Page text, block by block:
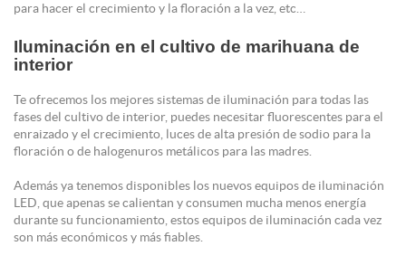
para hacer el crecimiento y la floración a la vez, etc…
Iluminación en el cultivo de marihuana de
interior
Te ofrecemos los mejores sistemas de iluminación para todas las
fases del cultivo de interior, puedes necesitar fluorescentes para el
enraizado y el crecimiento, luces de alta presión de sodio para la
floración o de halogenuros metálicos para las madres.
Además ya tenemos disponibles los nuevos equipos de iluminación
LED, que apenas se calientan y consumen mucha menos energía
durante su funcionamiento, estos equipos de iluminación cada vez
son más económicos y más fiables.